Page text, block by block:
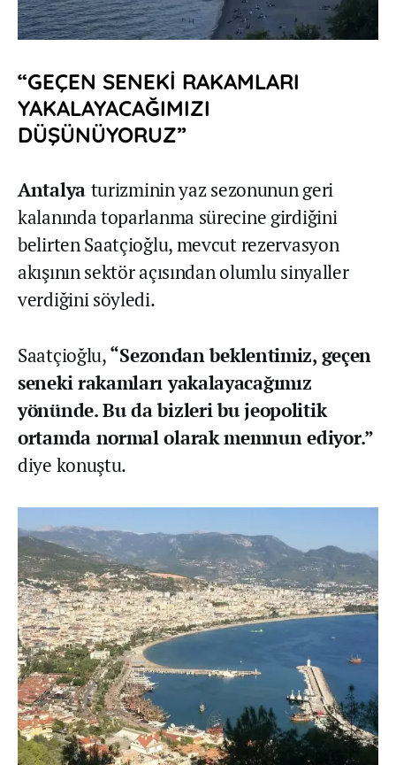
“GEÇEN SENEKİ RAKAMLARI
YAKALAYACAĞIMIZI
DÜŞÜNÜYORUZ”
Antalya turizminin yaz sezonunun geri
kalanında toparlanma sürecine girdiğini
belirten Saatçioğlu, mevcut rezervasyon
akışının sektör açısından olumlu sinyaller
verdiğini söyledi.
Saatçioğlu,“Sezondan beklentimiz, geçen
seneki rakamları yakalayacağımız
yönünde. Bu da bizleri bu jeopolitik
ortamda normal olarak memnun ediyor.”
diye konuştu.